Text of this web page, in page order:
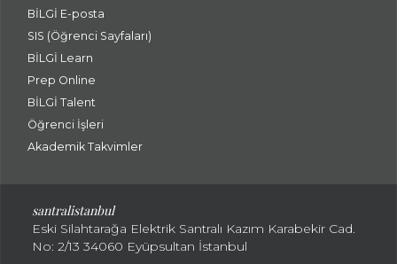
BİLGİ E-posta
SIS (Öğrenci Sayfaları)
BİLGİ Learn
Prep Online
BİLGİ Talent
Öğrenci İşleri
Akademik Takvimler
santralistanbul
Eski Silahtarağa Elektrik Santralı Kazım Karabekir Cad.
No: 2/13 34060 Eyüpsultan İstanbul